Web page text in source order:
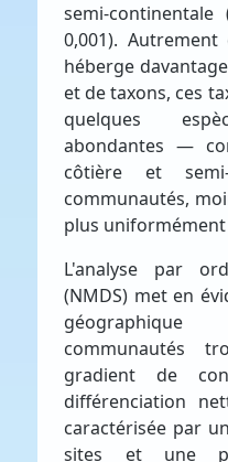
semi-
0,001).
héberge
et de taxons, ces
quelques
abondantes —
côtière et
communautés,
plus uniformément
L'analyse par
(NMDS) met en
communautés
gradient de
différenciation
caractérisée par
sites et une